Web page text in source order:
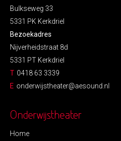
Bulkseweg 33
5331 PK Kerkdriel
Bezoekadres
Nijverheidstraat 8d
5331 PT Kerkdriel
T 0418 63 3339
E onderwijstheater@aesound.nl
Onderwijstheater
Home